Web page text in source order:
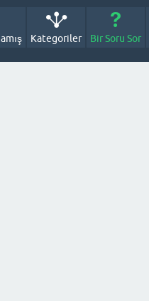
Kategoriler Bir Soru Sor